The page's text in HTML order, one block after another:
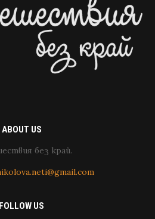
ABOUT US
без край.
FOLLOW US